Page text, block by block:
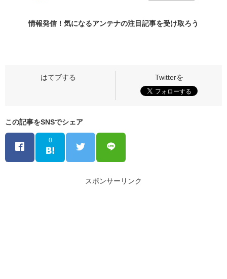
情報発信！気になるアンテナの注目記事を受け取ろう
この記事をSNSでシェア
0
スポンサーリンク